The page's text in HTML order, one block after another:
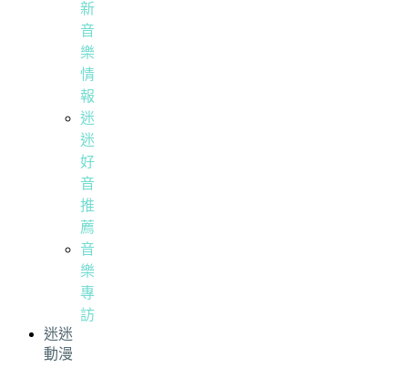
新
音
樂
情
報
迷
迷
好
音
推
薦
音
樂
專
訪
迷迷
動漫